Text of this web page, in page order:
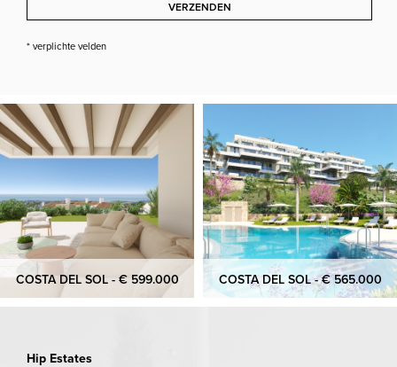
VERZENDEN
* verplichte velden
COSTA DEL SOL - € 599.000 COSTA DEL SOL - € 565.000
Hip Estates